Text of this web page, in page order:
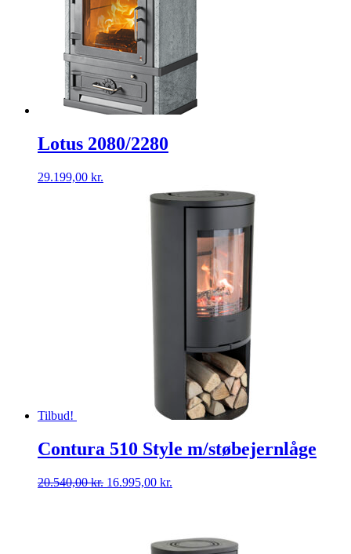
Lotus 2080/2280
29.199,00 kr.
Tilbud!
Contura 510 Style m/støbejernlåge
20.540,00kr. Den
20.540,00 kr..
16.995,00 kr.
16.995,00 kr..